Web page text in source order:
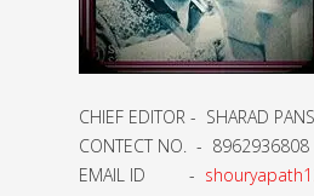
CHIEF EDITOR - SHARAD
CONTECT NO. - 8962936808
EMAIL ID -